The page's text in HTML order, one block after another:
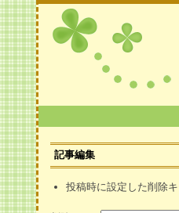
記事編集
投稿時に設定した削除